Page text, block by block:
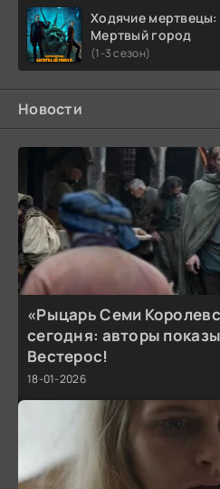
Ходячие мертвецы:
Мертвый город
(1-3 сезон)
Новости
«Рыцарь Семи
сегодня: авторы
Вестерос!
18-01-2026